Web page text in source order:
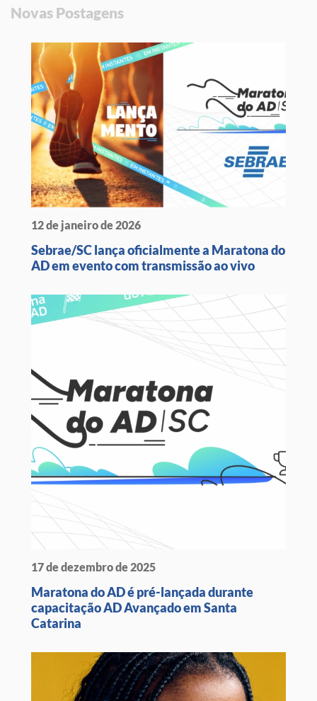
sua empresa
Novas Postagens
12 de janeiro de 2026
Sebrae/SC lança oficialmente a Maratona do
AD em evento com transmissão ao vivo
17 de dezembro de 2025
Maratona do AD é pré-lançada durante
capacitação AD Avançado em Santa
Catarina